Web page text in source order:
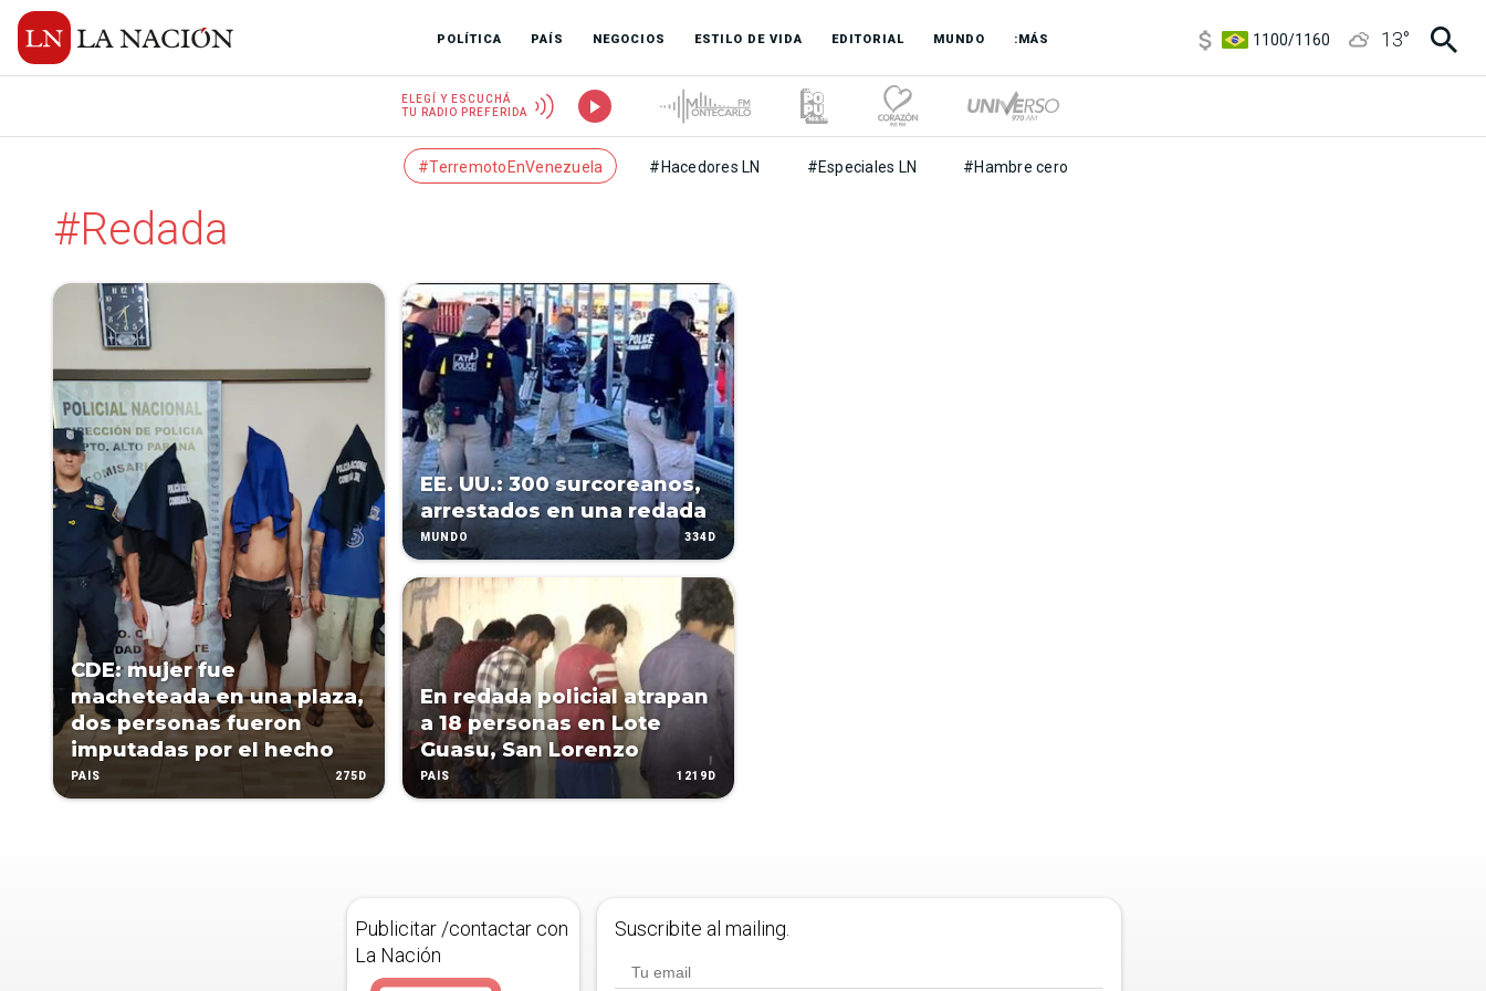
POLÍTICA PAÍS NEGOCIOS ESTILO DE VIDA EDITORIAL MUNDO :MÁS
1100/1160
13°
ELEGÍ Y ESCUCHÁ
TU RADIO PREFERIDA
#TerremotoEnVenezuela #Hacedores LN #Especiales LN #Hambre cero
#Redada
CDE: mujer fue
macheteada en una plaza,
dos personas fueron
imputadas por el hecho
PAÍS 275D
EE. UU.: 300 surcoreanos,
arrestados en una redada
MUNDO 334D
En redada policial atrapan
a 18 personas en Lote
Guasu, San Lorenzo
PAÍS 1219D
Publicitar /contactar con
La Nación
Suscribite al mailing.